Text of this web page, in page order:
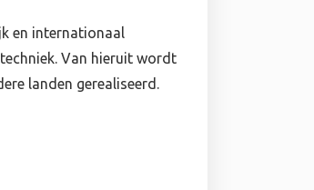
en internationaal
Van hieruit wordt
landen gerealiseerd.